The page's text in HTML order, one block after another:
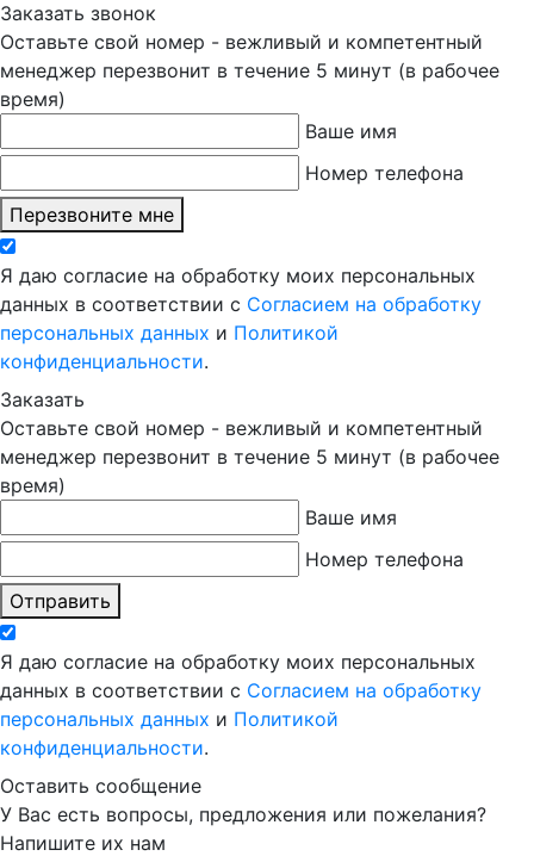
Заказать звонок
Оставьте свой номер - вежливый и компетентный
менеджер перезвонит в течение 5 минут (в рабочее
время)
Ваше имя
Номер телефона
Перезвоните мне
Я даю согласие на обработку моих персональных
данных в соответствии с Согласием на обработку
персональных данных и Политикой
конфиденциальности.
Заказать
Оставьте свой номер - вежливый и компетентный
менеджер перезвонит в течение 5 минут (в рабочее
время)
Ваше имя
Номер телефона
Отправить
Я даю согласие на обработку моих персональных
данных в соответствии с Согласием на обработку
персональных данных и Политикой
конфиденциальности.
Оставить сообщение
У Вас есть вопросы, предложения или пожелания?
Напишите их нам